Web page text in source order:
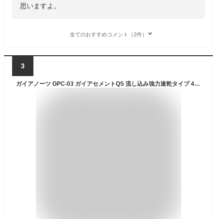
思いますよ。
全てのおすすめコメント（2件）
3
ガイアノーツ GPC-03 ガイアセメントQS 流し込み強力速乾タイプ 40ml プラスチック用接着剤 81040